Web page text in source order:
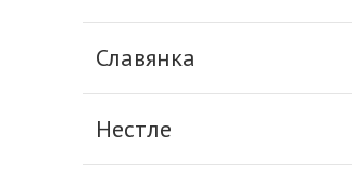
Славянка
Нестле